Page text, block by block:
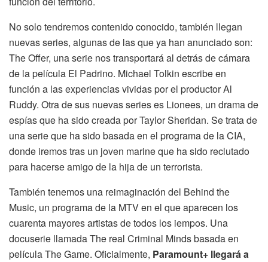
No solo tendremos contenido conocido, también llegan
nuevas series, algunas de las que ya han anunciado son:
The Offer, una serie nos transportará al detrás de cámara
de la película El Padrino. Michael Tolkin escribe en
función a las experiencias vividas por el productor Al
Ruddy. Otra de sus nuevas series es Lionees, un drama de
espías que ha sido creada por Taylor Sheridan. Se trata de
una serie que ha sido basada en el programa de la CIA,
donde iremos tras un joven marine que ha sido reclutado
para hacerse amigo de la hija de un terrorista.
También tenemos una reimaginación del Behind the
Music, un programa de la MTV en el que aparecen los
cuarenta mayores artistas de todos los iempos. Una
docuserie llamada The real Criminal Minds basada en
película The Game. Oficialmente, Paramount+ llegará a